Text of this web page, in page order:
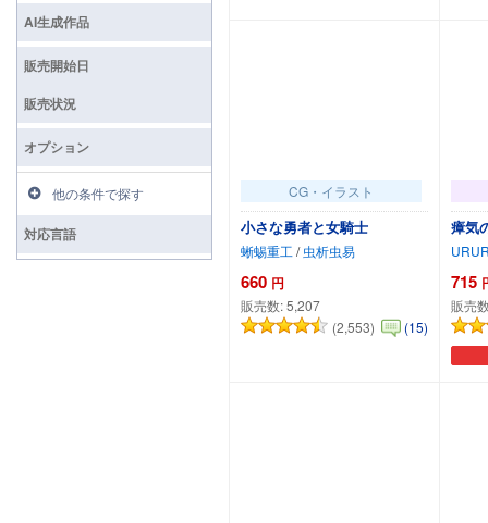
CG・イラスト
小さな勇者と女騎士
蜥蜴重工/ 虫析虫易
660 円
販売数:5,207
(2,553)
(15)
瘴気
715
販売
AI生成作品
販売開始日
販売状況
オプション
他の条件で探す
対応言語